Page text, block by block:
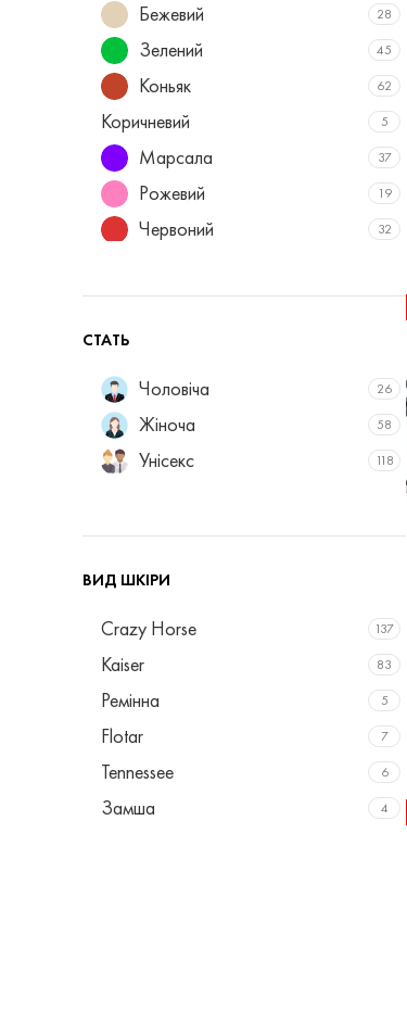
Бежевий 28
Зелений 45
Коньяк 62
Коричневий 5
Марсала 37
Рожевий 19
Червоний 32
Шоколад 61
Бейліз
СТАТЬ
Чоловіча 26
Жіноча 58
Унісекс 118
ВИД ШКІРИ
Crazy Horse 137
Kaiser 83
Ремінна 5
Flotar 7
Tennessee 6
Замша 4